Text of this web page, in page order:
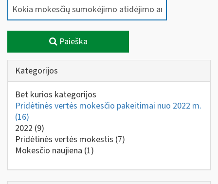
Paieška
Kategorijos
Bet kurios kategorijos
Pridėtinės vertės mokesčio pakeitimai nuo 2022 m.
(16)
2022 (9)
Pridėtinės vertės mokestis (7)
Mokesčio naujiena (1)